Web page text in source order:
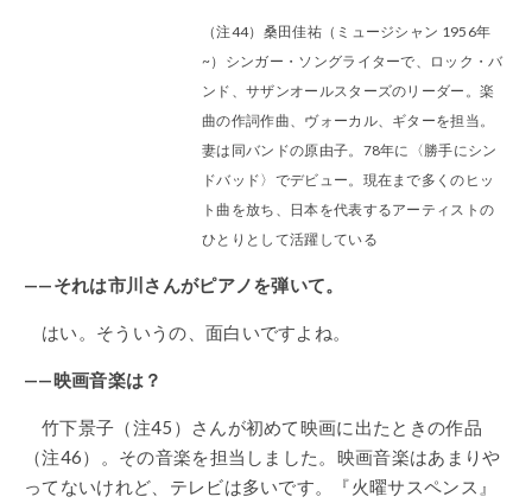
（注44）桑田佳祐（ミュージシャン 1956年
~）シンガー・ソングライターで、ロック・バ
ンド、サザンオールスターズのリーダー。楽
曲の作詞作曲、ヴォーカル、ギターを担当。
妻は同バンドの原由子。78年に〈勝手にシン
ドバッド〉でデビュー。現在まで多くのヒッ
ト曲を放ち、日本を代表するアーティストの
ひとりとして活躍している
——それは市川さんがピアノを弾いて。
はい。そういうの、面白いですよね。
——映画音楽は？
竹下景子（注45）さんが初めて映画に出たときの作品
（注46）。その音楽を担当しました。映画音楽はあまりや
ってないけれど、テレビは多いです。『火曜サスペンス』